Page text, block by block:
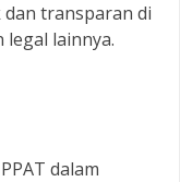
transparan di
lainnya.
dalam